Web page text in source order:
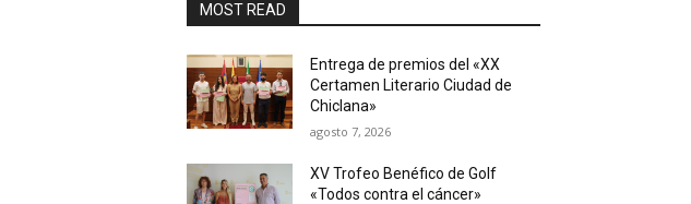
MOST READ
Entrega de premios del «XX
Certamen Literario Ciudad de
Chiclana»
agosto 7, 2026
XV Trofeo Benéfico de Golf
«Todos contra el cáncer»